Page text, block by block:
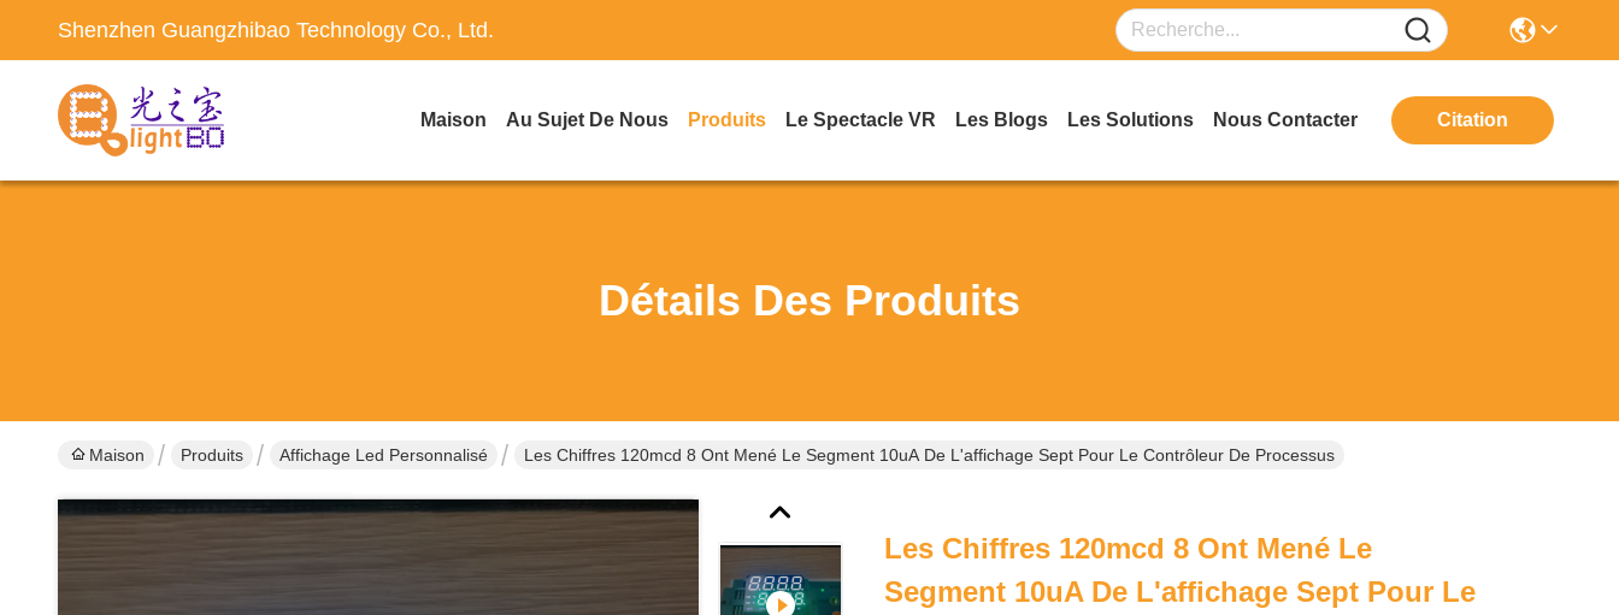
Shenzhen Guangzhibao Technology Co., Ltd.
Maison Au Sujet De Nous Produits Le Spectacle VR Les Blogs Les Solutions Nous Contacter Citation
Détails Des Produits
Maison Produits Affichage Led Personnalisé Les Chiffres 120mcd 8 Ont Mené Le Segment 10uA De L'affichage Sept Pour Le Contrôleur De Processus
Les Chiffres 120mcd 8 Ont Mené Le
Segment 10uA De L'affichage Sept Pour Le